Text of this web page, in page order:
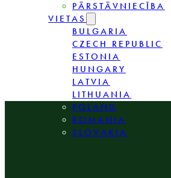
PĀRSTĀVNIECĪBA
VIETAS
BULGARIA
CZECH REPUBLIC
ESTONIA
HUNGARY
LATVIA
LITHUANIA
POLAND
ROMANIA
SLOVAKIA